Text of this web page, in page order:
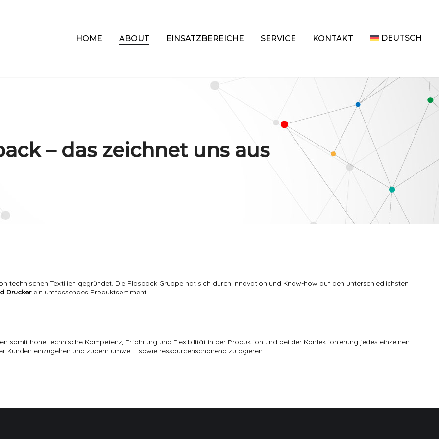
HOME ABOUT EINSATZBEREICHE SERVICE KONTAKT DEUTSCH
– das zeichnet uns aus
technischen Textilien gegründet. Die Plaspack Gruppe hat sich durch Innovation und Know-how auf den unterschiedlichsten
Druckerein umfassendes Produktsortiment.
somit hohe technische Kompetenz, Erfahrung und Flexibilität in der Produktion und bei der Konfektionierung jedes einzelnen
Kunden einzugehen und zudem umwelt- sowie ressourcenschonend zu agieren.